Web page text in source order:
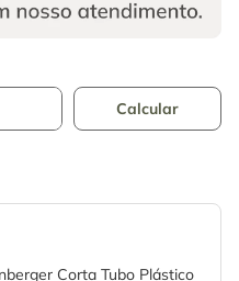
Corta Tubo Plástico